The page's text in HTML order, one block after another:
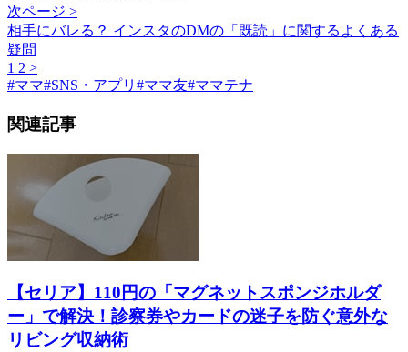
次ページ >
相手にバレる？ インスタのDMの「既読」に関するよくある
疑問
1 2 >
#ママ#SNS・アプリ #ママ友#ママテナ
関連記事
【セリア】110円の「マグネットスポンジホルダ
ー」で解決！診察券やカードの迷子を防ぐ意外な
リビング収納術